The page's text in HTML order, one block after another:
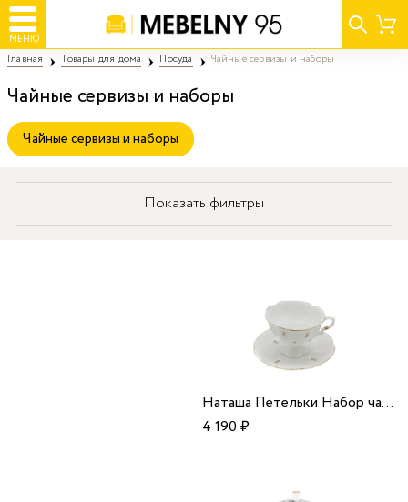
МЕНЮ
Главная Товары для дома Посуда Чайные сервизы и наборы
Чайные сервизы и наборы
Чайные сервизы и наборы
Показать фильтры
Наташа Петельки Набор чайный 6 персон 12 предметов/6
4 190₽